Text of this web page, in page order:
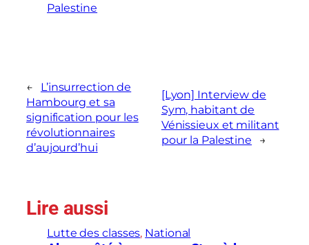
Palestine
←
L’insurrection de
Hambourg et sa
signification pour les
révolutionnaires
d’aujourd’hui
[Lyon] Interview de
Sym, habitant de
Vénissieux et militant
pour la Palestine
→
Lire aussi
Lutte des classes, National